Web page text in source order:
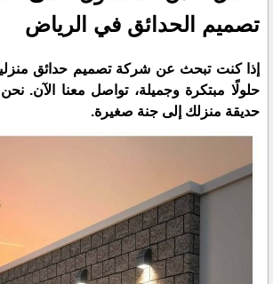
تصميم الحدائق في الرياض
إذا كنت تبحث عن شركة تصميم حدائق
حلولًا مبتكرة وجميلة، تواصل معنا الآن.
حديقة منزلك إلى جنة صغيرة.